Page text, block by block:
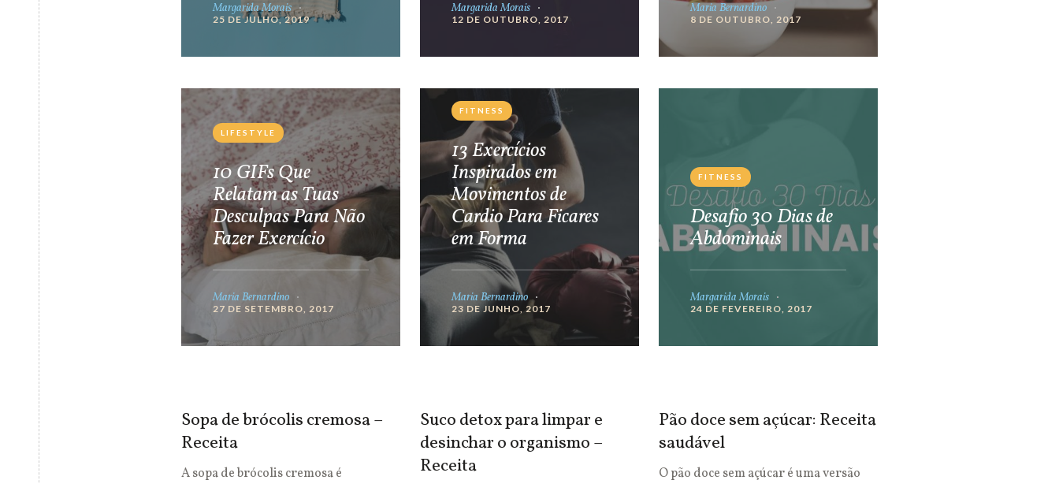
Margarida Morais
25 DE JULHO, 2019
Margarida Morais
12 DE OUTUBRO, 2017
Maria Bernardino
8 DE OUTUBRO, 2017
LIFESTYLE
10 GIFs Que
Relatam as Tuas
Desculpas Para Não
Fazer Exercício
Maria Bernardino
27 DE SETEMBRO, 2017
FITNESS
13 Exercícios
Inspirados em
Movimentos de
Cardio Para Ficares
em Forma
Maria Bernardino
23 DE JUNHO, 2017
FITNESS
Desafio 30 Dias de
Abdominais
Margarida Morais
24 DE FEVEREIRO, 2017
Sopa de brócolis cremosa –
Receita
A sopa de brócolis cremosa é
Suco detox para limpar e
desinchar o organismo –
Receita
Pão doce sem açúcar: Receita
saudável
O pão doce sem açúcar é uma versão